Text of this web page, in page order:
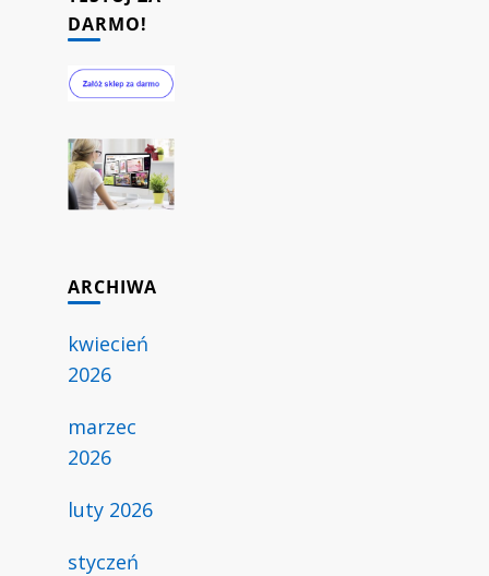
DARMO!
ARCHIWA
kwiecień
2026
marzec
2026
luty 2026
styczeń